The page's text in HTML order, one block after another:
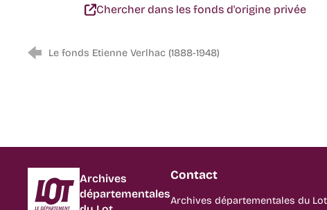
Chercher dans les fonds d'origine privée
Le fonds Etienne Verlhac (1888-1948)
Département du Lot
Archives
départementales
Contact
Archives départementales du Lot